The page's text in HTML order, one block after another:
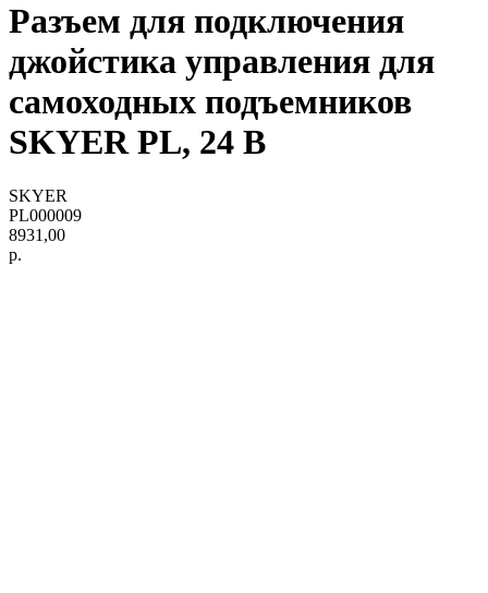
Разъем для подключения
джойстика управления для
самоходных подъемников
SKYER PL, 24 В
SKYER
PL000009
8931,00
р.